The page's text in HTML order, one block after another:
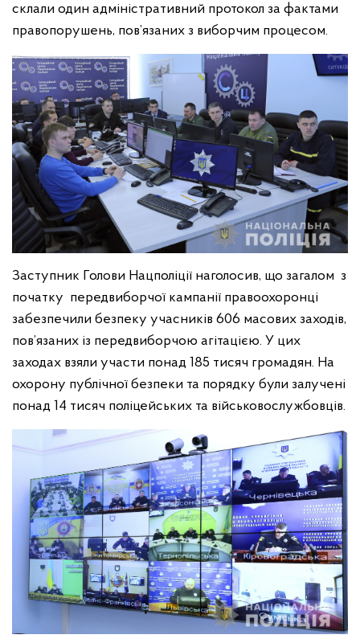
склали один адміністративний протокол за фактами
правопорушень, пов’язаних з виборчим процесом.
Заступник Голови Нацполіції наголосив, що загалом з
початку передвиборчої кампанії правоохоронці
забезпечили безпеку учасників 606 масових заходів,
пов’язаних із передвиборчою агітацією. У цих
заходах взяли участи понад 185 тисяч громадян. На
охорону публічної безпеки та порядку були залучені
понад 14 тисяч поліцейських та військовослужбовців.